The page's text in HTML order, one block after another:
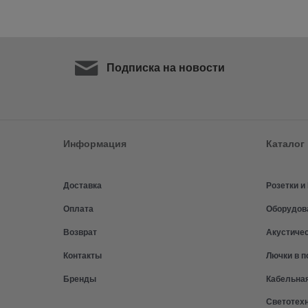
Подписка на новости
Информация
Доставка
Оплата
Возврат
Контакты
Бренды
Каталог
Розетки
Лючки в